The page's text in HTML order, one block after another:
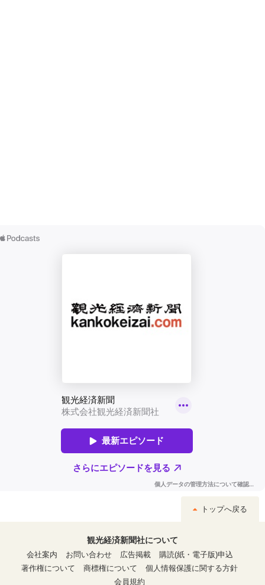
トップへ戻る
観光経済新聞社について
会社案内
お問い合わせ 広告掲載
購読(紙・電子版)申込
著作権について
商標権について
個人情報保護に関する方針
会員規約